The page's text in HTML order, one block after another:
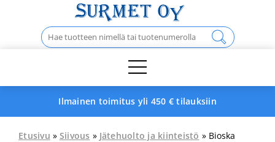
Haku:
Ilmainen toimitus yli 450 € tilauksiin
Etusivu » Siivous » Jätehuolto ja kiinteistö » Bioska